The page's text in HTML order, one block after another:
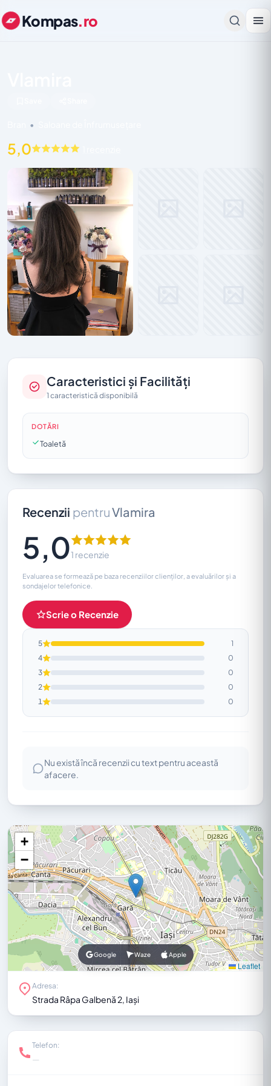
Kompas.ro
•
5,0
Caracteristici și Facilități
1 caracteristică disponibilă
DOTĂRI
Toaletă
Recenzii pentruVlamira
5,01 recenzie
Evaluarea se formează pe baza recenziilor clienților, a evaluărilor și a
sondajelor telefonice.
Scrie o Recenzie
5
1
4
0
3
0
2
0
1
0
Nu există încă recenzii cu text pentru această
afacere.
+
−
Leaflet
Google Waze Apple
Adresa:
Strada Râpa Galbenă 2, Iași
Telefon:
—